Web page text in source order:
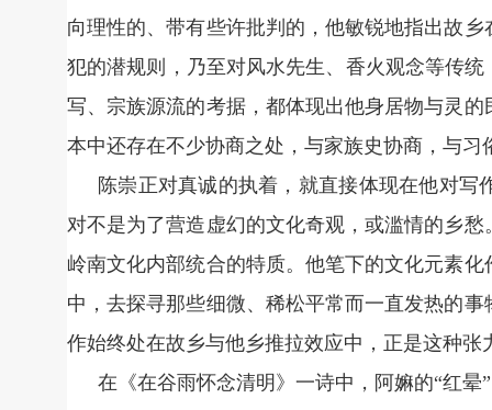
向理性的、带有些许批判的，他敏锐地指出故
犯的潜规则，乃至对风水先生、香火观念等传
写、宗族源流的考据，都体现出他身居物与灵
本中还存在不少协商之处，与家族史协商，与
陈崇正对真诚的执着，就直接体现在他对
对不是为了营造虚幻的文化奇观，或滥情的乡
岭南文化内部统合的特质。他笔下的文化元素
中，去探寻那些细微、稀松平常而一直发热的
作始终处在故乡与他乡推拉效应中，正是这种张
在《在谷雨怀念清明》一诗中，阿嫲的“红